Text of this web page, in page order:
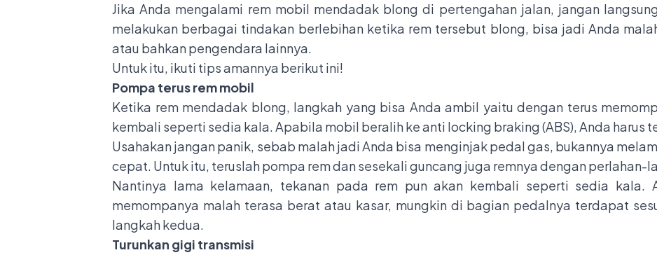
Jika Anda mengalami rem mobil mendadak blong di pertengahan jalan, jangan
melakukan berbagai tindakan berlebihan ketika rem tersebut blong, bisa jadi Anda
atau bahkan pengendara lainnya.
Untuk itu, ikuti tips amannya berikut ini!
Pompa terus rem mobil
Ketika rem mendadak blong, langkah yang bisa Anda ambil yaitu dengan terus
kembali seperti sedia kala. Apabila mobil beralih ke anti locking braking (ABS), Anda harus
Usahakan jangan panik, sebab malah jadi Anda bisa menginjak pedal gas, bukannya
cepat. Untuk itu, teruslah pompa rem dan sesekali guncang juga remnya dengan perlahan-
Nantinya lama kelamaan, tekanan pada rem pun akan kembali seperti sedia kala.
memompanya malah terasa berat atau kasar, mungkin di bagian pedalnya terdapat
langkah kedua.
Turunkan gigi transmisi